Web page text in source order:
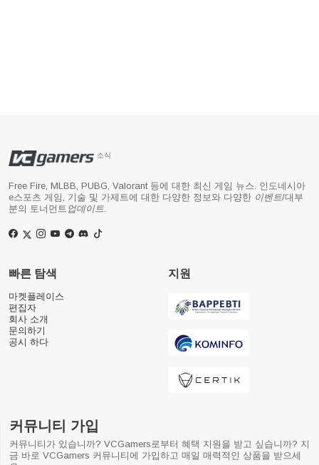
소식
Free Fire, MLBB, PUBG, Valorant 등에 대한 최신 게임 뉴스. 인도네시아
e스포츠 게임, 기술 및 가제트에 대한 다양한 정보와 다양한 이벤트/대부
분의 토너먼트 업데이트
빠른 탐색
마켓플레이스
편집자
회사 소개
문의하기
공시 하다
지원
커뮤니티 가입
커뮤니티가 있습니까? VCGamers로부터 혜택 지원을 받고 싶습니까? 지
금 바로 VCGamers 커뮤니티에 가입하고 매일 매력적인 상품을 받으세